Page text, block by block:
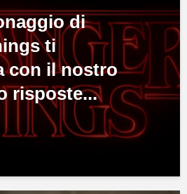
di
ti
con il nostro
risposte...